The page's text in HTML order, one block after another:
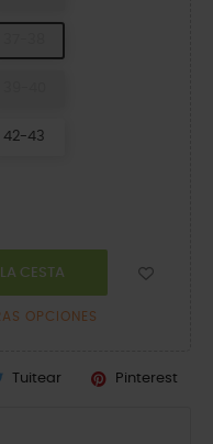
42-43
CESTA
OPCIONES
Tuitear Pinterest